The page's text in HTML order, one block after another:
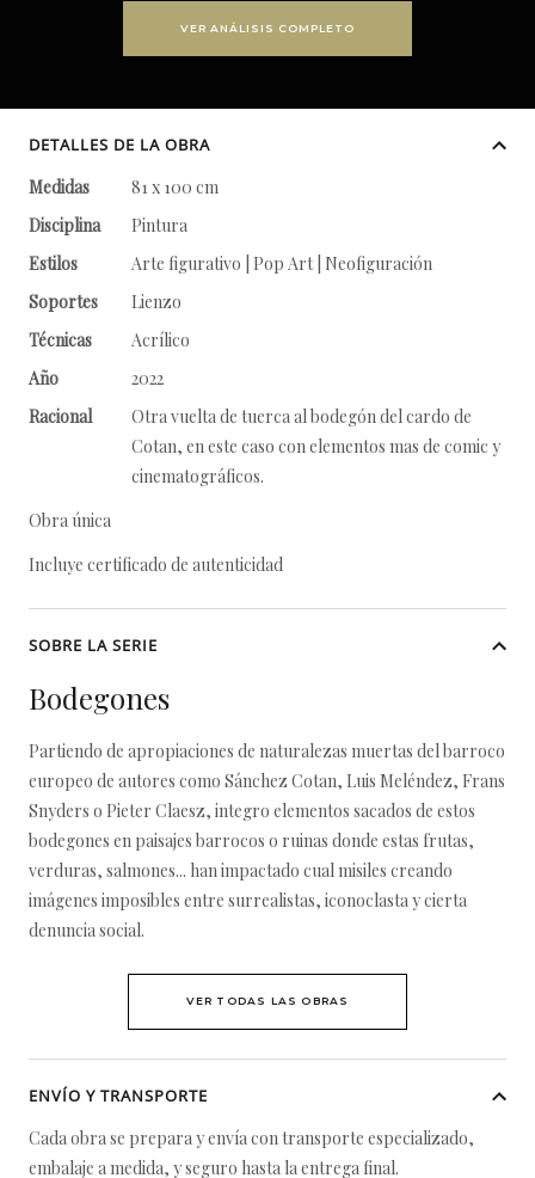
VER ANÁLISIS COMPLETO
DETALLES DE LA OBRA
Medidas
81 x 100 cm
Disciplina
Pintura
Estilos
Arte figurativo | Pop Art | Neofiguración
Soportes
Lienzo
Técnicas
Acrílico
Año
2022
Racional
Otra vuelta de tuerca al bodegón del cardo de
Cotan, en este caso con elementos mas de comic y
cinematográficos.
Obra única
Incluye certificado de autenticidad
SOBRE LA SERIE
Bodegones
Partiendo de apropiaciones de naturalezas muertas del barroco
europeo de autores como Sánchez Cotan, Luis Meléndez, Frans
Snyders o Pieter Claesz, integro elementos sacados de estos
bodegones en paisajes barrocos o ruinas donde estas frutas,
verduras, salmones... han impactado cual misiles creando
imágenes imposibles entre surrealistas, iconoclasta y cierta
denuncia social.
VER TODAS LAS OBRAS
ENVÍO Y TRANSPORTE
Cada obra se prepara y envía con transporte especializado,
embalaje a medida, y seguro hasta la entrega final.